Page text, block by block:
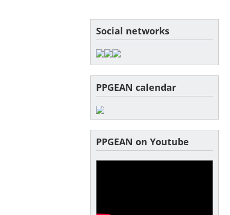
Social networks
PPGEAN calendar
PPGEAN on Youtube